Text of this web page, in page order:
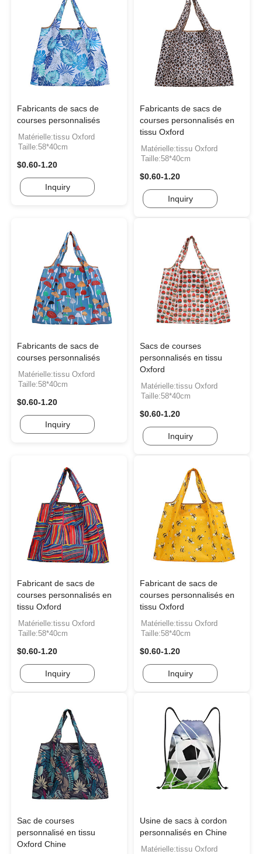
Fabricants de sacs de
courses personnalisés
Matérielle:tissu Oxford
Taille:58*40cm
$0.60-1.20
Inquiry
Fabricants de sacs de
courses personnalisés en
tissu Oxford
Matérielle:tissu Oxford
Taille:58*40cm
$0.60-1.20
Inquiry
Fabricants de sacs de
courses personnalisés
Matérielle:tissu Oxford
Taille:58*40cm
$0.60-1.20
Inquiry
Sacs de courses
personnalisés en tissu
Oxford
Matérielle:tissu Oxford
Taille:58*40cm
$0.60-1.20
Inquiry
Fabricant de sacs de
courses personnalisés en
tissu Oxford
Matérielle:tissu Oxford
Taille:58*40cm
$0.60-1.20
Inquiry
Fabricant de sacs de
courses personnalisés en
tissu Oxford
Matérielle:tissu Oxford
Taille:58*40cm
$0.60-1.20
Inquiry
Sac de courses
personnalisé en tissu
Oxford Chine
Usine de sacs à cordon
personnalisés en Chine
Matérielle:tissu Oxford